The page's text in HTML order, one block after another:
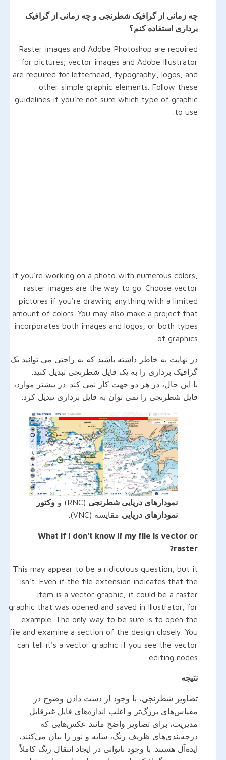
چه زمانی از گرافیک شطرنجی و چه زمانی از گرافیک
برداری استفاده کنم؟
Raster images and Adobe Photoshop are required
for pictures; vector images and Adobe Illustrator
are required for letterhead, typography, logos, and
other simple graphic elements. Follow these
guidelines if you're not sure which type of graphic
to use.
If you're working on a photo with numerous colors,
raster images are the way to go. Choose vector
pictures if you're drawing anything with a limited
amount of colors. You may also make a project that
incorporates both images and logos, or both types
of graphics.
در نهایت به خاطر داشته باشید که به راحتی می توانید یک
گرافیک برداری را به یک فایل شطرنجی تبدیل کنید.
با این حال، در هر دو جهت کار نمی کند. در بیشتر موارد،
فایل شطرنجی را نمی توان به فایل برداری تبدیل کرد.
نمودارهای دریایی شطرنجی (RNC) و
وکتور
نمودارهای دریایی مقایسه (VNC).
What if I don't know if my file is vector or
raster?
This may appear to be a ridiculous question, but it
isn't. Even if the file extension indicates that the
item is a vector graphic, it could be a raster
graphic that was opened and saved in Illustrator, for
example. The only way to be sure is to open the
file and examine a section of the design closely. You
can tell it's a vector graphic if you see the vector
editing nodes.
نتیجه
تصاویر شطرنجی، با وجود از دست دادن وضوح در
مقیاس‌های بزرگ‌تر و اغلب اندازه‌های فایل غیرقابل
مدیریت، برای تصاویر واضح مانند عکس‌هایی که
درجه‌بندی‌های ظریف رنگ، سایه و نور را بیان می‌کنند،
ایده‌آل هستند. با وجود ناتوانی در ایجاد انتقال رنگ کاملاً